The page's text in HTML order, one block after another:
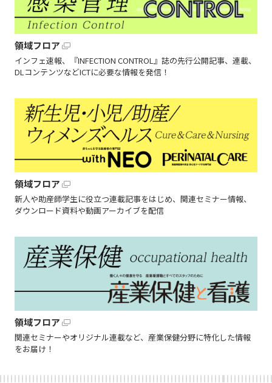
領域フロア
インフェ速報、『INFECTION CONTROL』誌の先行公開記事、連載、
DLコンテンツなどICTに必要な情報を発信！
領域フロア
新人や助産師学生に役立つ連載記事をはじめ、関連セミナー情報、
ダウンロード資料や動画アーカイブを配信
領域フロア
関連セミナーやオリジナル連載など、産業保健分野に特化した情報
をお届け！